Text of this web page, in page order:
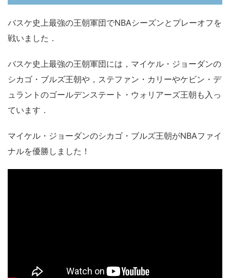
バスケ史上最強の王朝軍団でNBAシーズンとプレーオフを
戦いました．
バスケ史上最強の王朝軍団には，マイケル・ジョーダンの
シカゴ・ブルズ王朝や，ステファン・カリーやケビン・デ
ュラントのゴールデンステート・ウォリアーズ王朝も入っ
ています．
マイケル・ジョーダンのシカゴ・ブルズ王朝がNBAファイ
ナルを優勝しました！